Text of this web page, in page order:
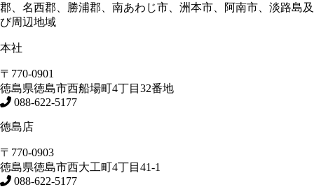
郡、名西郡、勝浦郡、南あわじ市、洲本市、阿南市、淡路島及
び周辺地域
本社
〒770-0901
徳島県徳島市西船場町4丁目32番地
088-622-5177
徳島店
〒770-0903
徳島県徳島市西大工町4丁目41-1
088-622-5177